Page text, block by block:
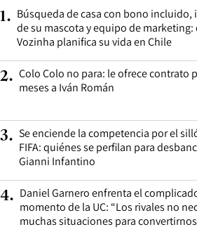
1. Búsqueda de casa con bono incluido,
de su mascota y equipo de marketing:
Vozinha planifica su vida en Chile
2. Colo Colo no para: le ofrece contrato
meses a Iván Román
3. Se enciende la competencia por el
FIFA: quiénes se perfilan para
Gianni Infantino
4. Daniel Garnero enfrenta el
momento de la UC: “Los rivales no
muchas situaciones para